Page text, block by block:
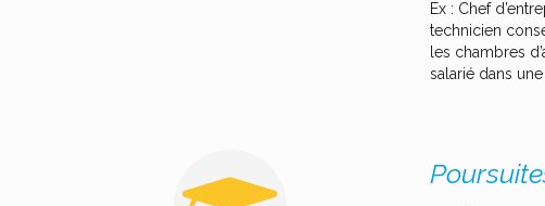
Ex : Chef
technicien
les chambres
salarié dans